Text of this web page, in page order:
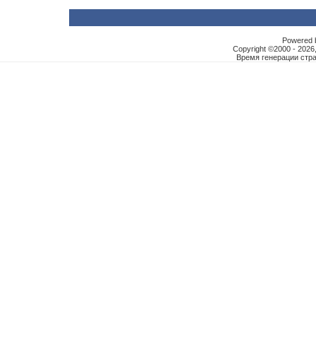
Powered
Copyright ©2000 -
Время генерации